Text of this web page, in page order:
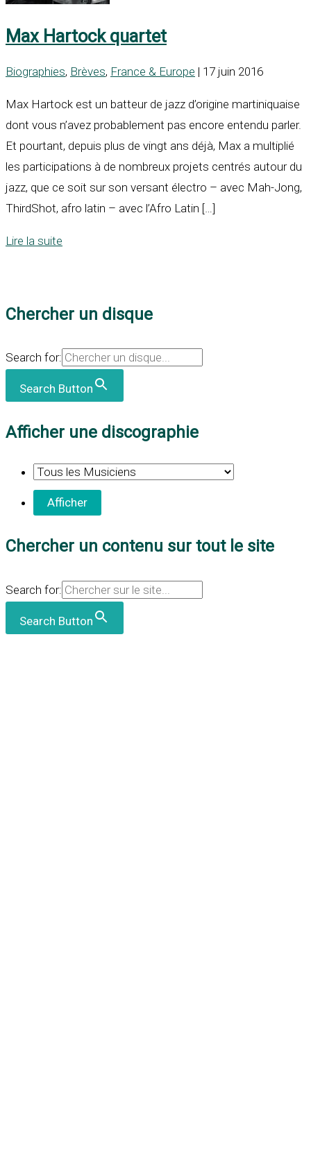
Max Hartock quartet
Biographies, Brèves, France & Europe | 17 juin 2016
Max Hartock est un batteur de jazz d’origine martiniquaise
dont vous n’avez probablement pas encore entendu parler.
Et pourtant, depuis plus de vingt ans déjà, Max a multiplié
les participations à de nombreux projets centrés autour du
jazz, que ce soit sur son versant électro – avec Mah-Jong,
ThirdShot, afro latin – avec l’Afro Latin […]
Lire la suite
Chercher un disque
Search for:
Search Button
Afficher une discographie
Chercher un contenu sur tout le site
Search for:
Search Button